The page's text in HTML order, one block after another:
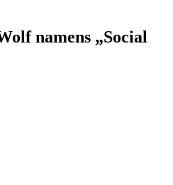
namens „Social